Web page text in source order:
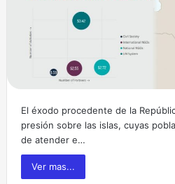
El éxodo procedente de la
presión sobre las islas, cuyas
de atender e…
Ver mas...